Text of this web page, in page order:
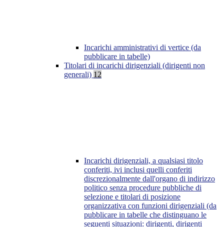
Incarichi amministrativi di vertice (da
pubblicare in tabelle)
Titolari di incarichi dirigenziali (dirigenti non
generali) 12
Incarichi dirigenziali, a qualsiasi titolo
conferiti, ivi inclusi quelli conferiti
discrezionalmente dall'organo di indirizzo
politico senza procedure pubbliche di
selezione e titolari di posizione
organizzativa con funzioni dirigenziali (da
pubblicare in tabelle che distinguano le
seguenti situazioni: dirigenti, dirigenti